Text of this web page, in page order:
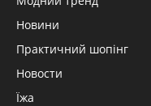
Новини
Практичний шопінг
Новости
Їжа